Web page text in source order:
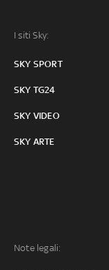
I siti Sky:
SKY SPORT
SKY TG24
SKY VIDEO
SKY ARTE
Note legali: